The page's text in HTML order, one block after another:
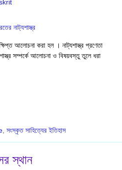
আলোচনা করা হল । নাট্যশাস্ত্র প্রণেতা
সম্পর্কে আলোচনা ও বিষয়বস্তু তুলে ধরা
,সংস্কৃত সাহিত্যের ইতিহাস
স্থান